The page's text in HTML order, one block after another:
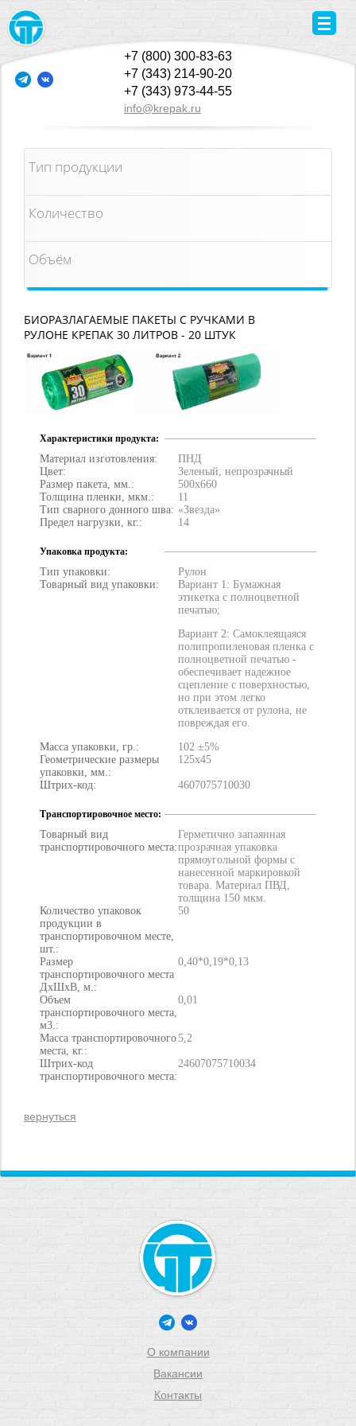
+7 (800) 300-83-63
+7 (343) 214-90-20
+7 (343) 973-44-55
info@krepak.ru
Тип продукции
Количество
Объём
БИОРАЗЛАГАЕМЫЕ ПАКЕТЫ С РУЧКАМИ В
РУЛОНЕ КРЕПАК 30 ЛИТРОВ - 20 ШТУК
Характеристики продукта:
Материал изготовления:
ПНД
Цвет:
Зеленый, непрозрачный
Размер пакета, мм.:
500х660
Толщина пленки, мкм.:
11
Тип сварного донного шва: «Звезда»
Предел нагрузки, кг.:
14
Упаковка продукта:
Тип упаковки:
Рулон
Товарный вид упаковки:
Вариант 1: Бумажная
этикетка с полноцветной
печатью;
Вариант 2: Самоклеящаяся
полипропиленовая пленка с
полноцветной печатью -
обеспечивает надежное
сцепление с поверхностью,
но при этом легко
отклеивается от рулона, не
повреждая его.
Масса упаковки, гр.:
102 ±5%
Геометрические размеры
упаковки, мм.:
125х45
Штрих-код: 4607075710030
Транспортировочное место:
Товарный вид
транспортировочного места:
Герметично запаянная
прозрачная упаковка
прямоугольной формы с
нанесенной маркировкой
товара. Материал ПВД,
толщина 150 мкм.
Количество упаковок
продукции в
транспортировочном месте,
шт.:
50
Размер
транспортировочного места
ДхШхВ, м.:
0,40*0,19*0,13
Объем
транспортировочного места,
м3.:
0,01
Масса транспортировочного
места, кг.:
5,2
Штрих-код
транспортировочного места:
24607075710034
вернуться
О компании
Вакансии
Контакты